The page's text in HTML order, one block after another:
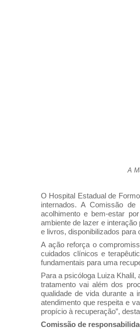
A
O Hospital Estadual de
internados. A Comissão
acolhimento e bem-estar
ambiente de lazer e
e livros, disponibilizados para
A ação reforça o
cuidados clínicos e
fundamentais para uma
Para a psicóloga Luiza Khalil,
tratamento vai além dos
qualidade de vida durante a
atendimento que respeita e
propício à recuperação”,
Comissão de